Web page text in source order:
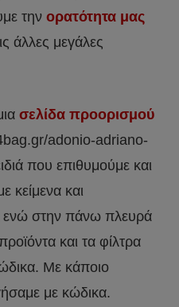
την ορατότητα μας
άλλες μεγάλες
σελίδα προορισμού
adonio-adriano-
που επιθυμούμε και
κείμενα και
στην πάνω πλευρά
και τα φίλτρα
Με κάποιο
με κώδικα.